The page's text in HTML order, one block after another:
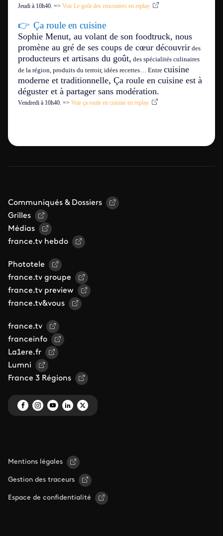
Jeudi à 10h40. => Voir Le goût des rencontres en replay
👉 Ça roule en cuisine
Sophie Menut, au volant de son foodtruck, nous
promène au gré de ses coups de cœur découvrir des
producteurs et artisans du goût, des spécialités culinaires
de la région, produits du terroir, idées recettes… Entre cuisine
moderne et traditionnelle, Ça roule en cuisine est à
déguster et à partager sans modération.
Vendredi à 10h40. => Voir ça roule en cuisine en replay
Communiqués & Dossiers
Grilles
Médias
france.tv hebdo
Phototele
france.tv groupe
france.tv preview
france.tv&vous
france.tv
franceinfo
La1ere.fr
Lumni
France 3 Régions
Mentions légales
Gestion des traceurs
Espace de confidentialité